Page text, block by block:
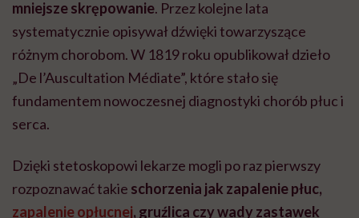
zapalenie opłucnej, gruźlica czy wady zastawek
serca. Laennec wprowadził też do medycyny wiele
terminów używanych do dziś, takich jak rzężenia czy
szmer oddechowy.
Historia odkrycia kwasów
nukleinowych